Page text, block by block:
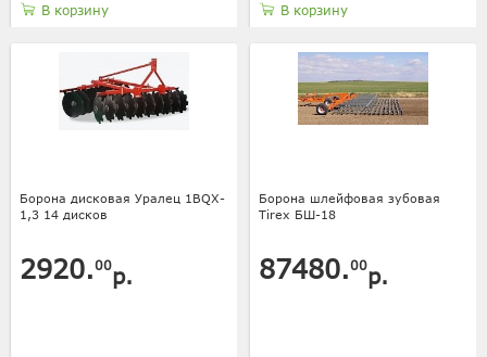
В корзину В корзину
Борона дисковая Уралец 1BQX-
1,3 14 дисков
2920.00р.
Борона шлейфовая зубовая
Tirex БШ-18
87480.00р.